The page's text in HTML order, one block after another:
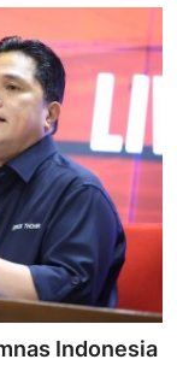
Indonesia